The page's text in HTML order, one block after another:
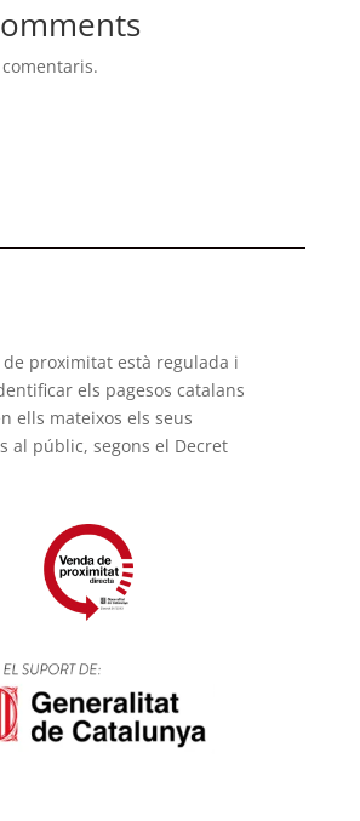
de proximitat està regulada i
els pagesos catalans
ells mateixos els seus
al públic, segons el Decret